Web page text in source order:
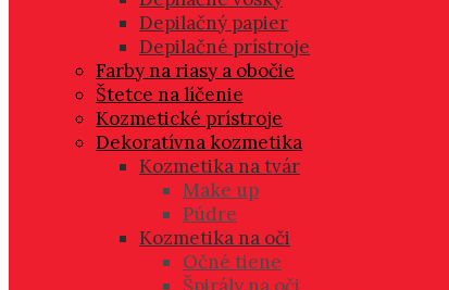
Depilačný papier
Depilačné prístroje
Farby na riasy a obočie
Štetce na líčenie
Kozmetické prístroje
Dekoratívna kozmetika
Kozmetika na tvár
Make up
Púdre
Kozmetika na oči
Očné tiene
Špirály na oči